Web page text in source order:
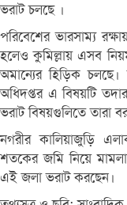
ভরাট চলছে ।
পরিবেশের ভারসাম্য
হলেও কুমিল্লায় এসব
অমান্যের হিড়িক চলছে।
অধিদপ্তর এ বিষয়টি
ভরাট বিষয়গুলিতে তারা
নগরীর কালিয়াজুড়ি
শতকের জমি নিয়ে
এই জলা ভরাট করছেন।